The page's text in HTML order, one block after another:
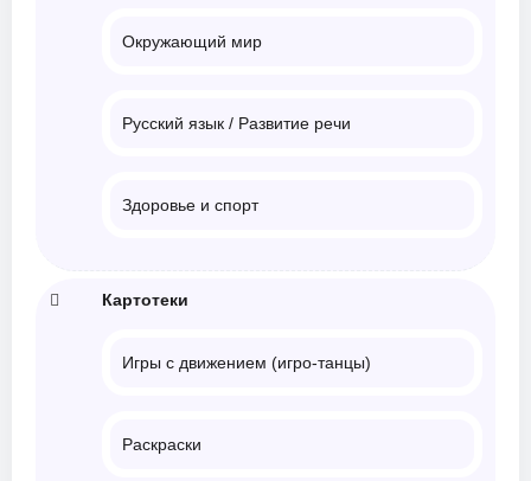
Окружающий мир
Русский язык / Развитие речи
Здоровье и спорт
Картотеки
Игры с движением (игро-танцы)
Раскраски